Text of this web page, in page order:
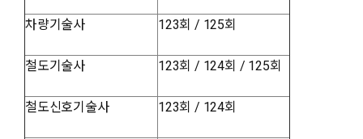
차량기술사 123회 / 125회
철도기술사 123회 / 124회 / 125회
철도신호기술사 123회 / 124회